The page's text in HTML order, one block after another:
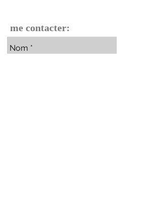
me contacter: